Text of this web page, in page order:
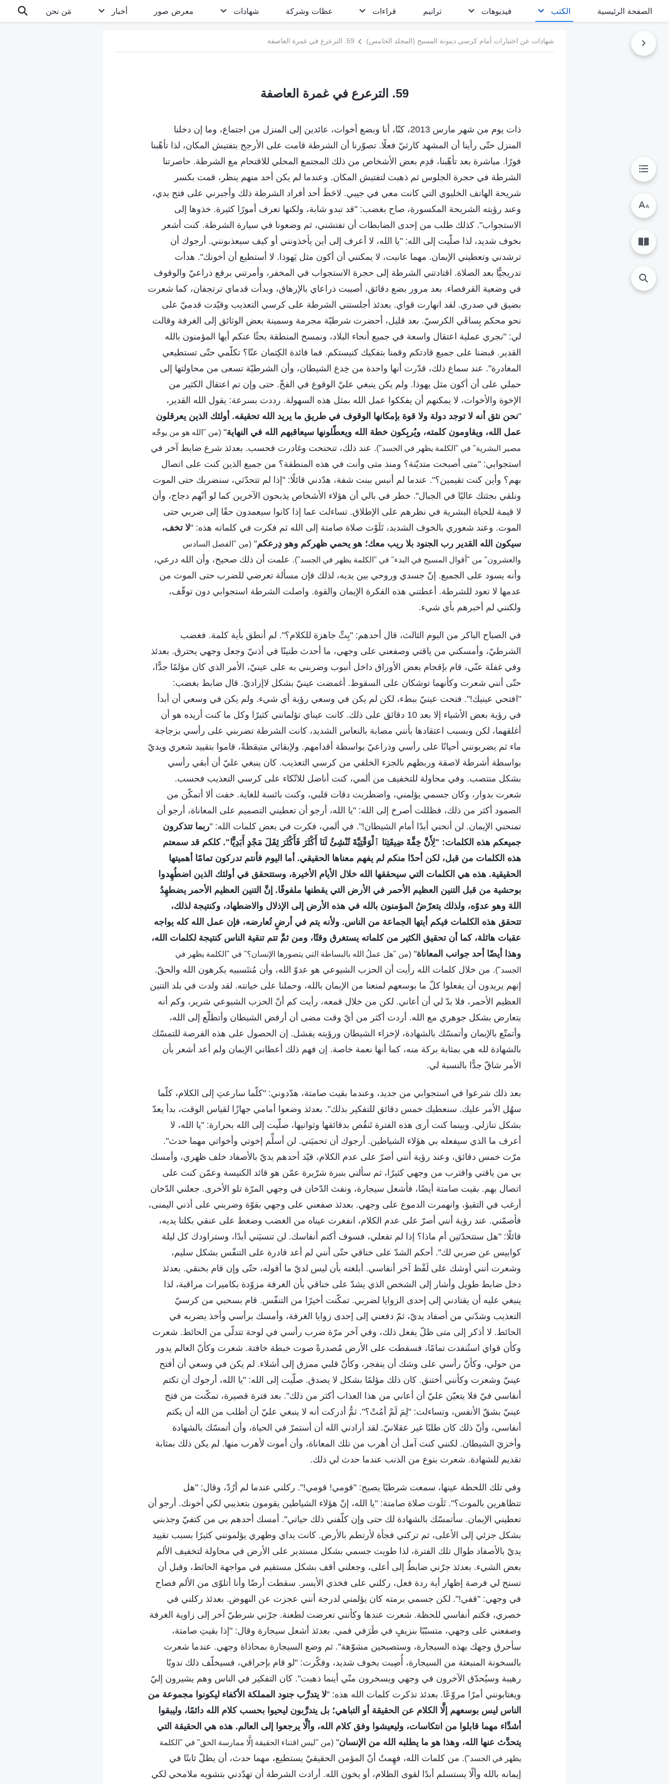
الصفحة الرئيسية الكتب فيديوهات ترانيم قراءات عظات وشركة شهادات معرض صور أخبار مَن نحن
شهادات عن اختبارات أمام كرسي دينونة المسيح (المجلد الخامس) 59. الترعرع في غمرة العاصفة
59. الترعرع في غمرة العاصفة
ذات يوم من شهر مارس 2013، كنّا، أنا وبضع أخوات، عائدين إلى المنزل من اجتماع، وما إن دخلنا
المنزل حتّى رأينا أن المشهد كارثيّ فعلًا. تصوّرنا أن الشرطة قامت على الأرجح بتفتيش المكان، لذا تأهّبنا
فورًا. مباشرة بعد تأهّبنا، قدِم بعض الأشخاص من ذلك المجتمع المحلي للاقتحام مع الشرطة. حاصرتنا
الشرطة في حجرة الجلوس ثم ذهبت لتفتيش المكان. وعندما لم يكن أحد منهم ينظر، قمت بكسر
شريحة الهاتف الخليوي التي كانت معي في جيبي. لاحَظَ أحد أفراد الشرطة ذلك وأجبرني على فتح يدي،
وعند رؤيته الشريحة المكسورة، صاح بغضب: "قد تبدو شابة، ولكنها تعرف أمورًا كثيرة. خذوها إلى
الاستجواب". كذلك طلب من إحدى الضابطات أن تفتشني، ثم وضعونا في سيارة الشرطة. كنت أشعر
بخوف شديد، لذا صلّيت إلى الله: "يا الله، لا أعرف إلى أين يأخذونني أو كيف سيعذبونني. أرجوك أن
ترشدني وتعطيني الإيمان. مهما عانيت، لا يمكنني أن أكون مثل يَهوذا. لا أستطيع أن أخونك". هدأت
تدريجيًّا بعد الصلاة. اقتادتني الشرطة إلى حجرة الاستجواب في المخفر، وأمرتني برفع ذراعيّ والوقوف
في وضعية القرفصاء. بعد مرور بضع دقائق، أصيبت ذراعاي بالإرهاق، وبدأت قدماي ترتجفان، كما شعرت
بضيق في صدري. لقد انهارت قواي. بعدئذ أجلستني الشرطة على كرسي التعذيب وقيّدت قدميّ على
نحو محكم بِساقَي الكرسيّ. بعد قليل، أحضرت شرطيّة مجرمة وسمينة بعض الوثائق إلى الغرفة وقالت
لي: "نجري عملية اعتقال واسعة في جميع أنحاء البلاد، ونمسح المنطقة بحثًا عنكم أيها المؤمنون بالله
القدير. قبضنا على جميع قادتكم وقمنا بتفكيك كنيستكم. فما فائدة الكِتمان عنّا؟ تكلّمي حتّى تستطيعي
المغادرة". عند سماع ذلك، قدّرت أنها واحدة من خِدع الشيطان، وأن الشرطيّة تسعى من محاولتها إلى
حملي على أن أكون مثل يهوذا. ولم يكن ينبغي عليّ الوقوع في الفخّ. حتى وإن تم اعتقال الكثير من
الإخوة والأخوات، لا يمكنهم أن يفككوا عمل الله بمثل هذه السهولة. رددت بسرعة: يقول الله القدير،
"نحن نثق أنه لا توجد دولة ولا قوة بإمكانها الوقوف في طريق ما يريد الله تحقيقه. أولئك الذين يعرقلون
عمل الله، ويقاومون كلمته، ويُربِكون خطة الله ويعطّلونها سيعاقبهم الله في النهاية" (من "الله هو من يوجِّه
مصير البشرية" في "الكلمة يظهر في الجسد"). عند ذلك، تنحنحت وغادرت فحسب. بعدئذ شرع ضابط آخر في
استجوابي: "متى أصبحت متديّنة؟ ومنذ متى وأنت في هذه المنطقة؟ من جميع الذين كنت على اتصال
بهم؟ وأين كنت تقيمين؟". عندما لم أنبس ببنت شفة، هدّدني قائلًا: "إذا لم تتحدّثي، سنضربك حتى الموت
ونلقي بجثتك عاليًا في الجبال". خطر في بالي أن هؤلاء الأشخاص يذبحون الآخرين كما لو أنّهم دجاج، وأن
لا قيمة للحياة البشرية في نظرهم على الإطلاق. تساءلت عما إذا كانوا سيعمدون حقًا إلى ضربي حتى
الموت. وعند شعوري بالخوف الشديد، تَلَوْت صلاة صامتة إلى الله ثم فكرت في كلماته هذه: "لا تخف،
سيكون الله القدير رب الجنود بلا ريب معك؛ هو يحمي ظهركم وهو دِرعكم" (من "الفصل السادس
والعشرون" من "أقوال المسيح في البدء" في "الكلمة يظهر في الجسد"). علمت أن ذلك صحيح، وأن الله درعي،
وأنه يسود على الجميع. إنّ جسدي وروحي بين يديه، لذلك فإن مسألة تعرضي للضرب حتى الموت من
عدمها لا تعود للشرطة. أعطتني هذه الفكرة الإيمان والقوة. واصلت الشرطة استجوابي دون توقّف،
ولكنني لم أخبرهم بأي شيء.
في الصباح الباكر من اليوم الثالث، قال أحدهم: "بِتِّ جاهزة للكلام؟". لم أنطق بأية كلمة. فغضب
الشرطيّ، وأمسكني من ياقتي وصفعني على وجهي، ما أحدث طنينًا في أذنيّ وجعل وجهي يحترق. بعدئذ
وفي غفلة عنّي، قام بإقحام بعض الأوراق داخل أنبوب وضربني به على عينيّ، الأمر الذي كان مؤلمًا جدًّا،
حتّى أنني شعرت وكأنهما توشكان على السقوط. أغمضت عينيّ بشكل لاإراديّ. قال ضابط بغضب:
"افتحي عينيك!". فتحت عينيّ ببطء، لكن لم يكن في وسعي رؤية أي شيء. ولم يكن في وسعي أن أبدأ
في رؤية بعض الأشياء إلا بعد 10 دقائق على ذلك. كانت عيناي تؤلمانني كثيرًا وكل ما كنت أريده هو أن
أغلقهما، لكن وبسبب اعتقادها بأنني مصابة بالنعاس الشديد، كانت الشرطة تضربني على رأسي بزجاجة
ماء ثم يضربونني أحيانًا على رأسي وذراعيّ بواسطة أقدامهم. ولإبقائي متيقظةً، قاموا بتقييد شعري ويديّ
بواسطة أشرطة لاصقة وربطهم بالجزء الخلفي من كرسي التعذيب. كان ينبغي عليّ أن أبقي رأسي
بشكل منتصب. وفي محاولة للتخفيف من ألمي، كنت أناضل للاتّكاء على كرسي التعذيب فحسب.
شعرت بدوار، وكان جسمي يؤلمني، واضطربت دقات قلبي، وكنت بائسة للغاية. خفت ألا أتمكّن من
الصمود أكثر من ذلك، فظللت أصرخ إلى الله: "يا الله، أرجو أن تعطيني التصميم على المعاناة، أرجو أن
تمنحني الإيمان. لن أنحني أبدًا أمام الشيطان!". في ألمي، فكرت في بعض كلمات الله: "ربما تتذكرون
جميعكم هذه الكلمات: "لِأَنَّ خِفَّةَ ضِيقَتِنَا ٱلْوَقْتِيَّةَ تُنْشِئُ لَنَا أَكْثَرَ فَأَكْثَرَ ثِقَلَ مَجْدٍ أَبَدِيًّا". كلكم قد سمعتم
هذه الكلمات من قبل، لكن أحدًا منكم لم يفهم معناها الحقيقي. أما اليوم فأنتم تدركون تمامًا أهميتها
الحقيقية. هذه هي الكلمات التي سيحققها الله خلال الأيام الأخيرة، وستتحقق في أولئك الذين اضطُهِدوا
بوحشية من قبل التنين العظيم الأحمر في الأرض التي يقطنها ملفوفًا. إنَّ التنين العظيم الأحمر يضطهِدُ
اللهَ وهو عدوّه، ولذلك يتعرّضُ المؤمنون بالله في هذه الأرض إلى الإذلال والاضطهاد، وكنتيجة لذلك،
تتحقق هذه الكلمات فيكم أيتها الجماعة من الناس. ولأنه يتم في أرضٍ تُعارضه، فإن عمل الله كله يواجه
عقبات هائلة، كما أن تحقيق الكثير من كلماته يستغرق وقتًا، ومن ثمَّ تتم تنقية الناس كنتيجة لكلمات الله،
وهذا أيضًا أحد جوانب المعاناة" (من "هل عملُ الله بالبساطة التي يتصورها الإنسان؟" في "الكلمة يظهر في
الجسد"). من خلال كلمات الله رأيت أن الحزب الشيوعي هو عدوّ الله، وأن مُنتَسبيه يكرهون الله والحقّ.
إنهم يريدون أن يفعلوا كلّ ما بوسعهم لمنعنا من الإيمان بالله، وحملنا على خيانته. لقد ولدت في بلد التنين
العظيم الأحمر، فلا بدّ لي أن أعاني. لكن من خلال قمعه، رأيت كم أنّ الحزب الشيوعي شرير، وكم أنه
يتعارض بشكل جوهري مع الله. أردت أكثر من أيّ وقت مضى أن أرفض الشيطان وأتطلّع إلى الله،
وأتمتّع بالإيمان وأتمسّك بالشهادة، لإخزاء الشيطان ورؤيته يفشل. إن الحصول على هذه الفرصة للتمسّك
بالشهادة لله هي بمثابة بركة منه، كما أنها نعمة خاصة. إن فهم ذلك أعطاني الإيمان ولم أعد أشعر بأن
الأمر شاقّ جدًّا بالنسبة لي.
بعد ذلك شرعوا في استجوابي من جديد، وعندما بقيت صامتة، هدّدوني: "كلّما سارعتِ إلى الكلام، كلّما
سهُل الأمر عليك. سنعطيك خمس دقائق للتفكير بذلك". بعدئذ وضعوا أمامي جهازًا لقياس الوقت، بدأ يعدّ
بشكل تنازلي. وبينما كنت أرى هذه الفترة تَنقُص بدقائقها وثوانيها، صلّيت إلى الله بحرارة: "يا الله، لا
أعرف ما الذي سيفعله بي هؤلاء الشياطين. أرجوك أن تحميَني. لن أسلِّم إخوتي وأخواتي مهما حدث".
مرّت خمس دقائق، وعند رؤية أنني أصرّ على عدم الكلام، قيّد أحدهم يديّ بالأصفاد خلف ظهري، وأمسك
بي من ياقتي واقترب من وجهي كثيرًا، ثم سألني بنبرة شرّيرة عمّن هو قائد الكنيسة وعمّن كنت على
اتصال بهم. بقيت صامتة أيضًا، فأشعل سيجارة، ونفث الدّخان في وجهي المرّة تلو الأخرى. جعلني الدّخان
أرغب في التقيؤ، وانهمرت الدموع على وجهي. بعدئذ صفعني على وجهي بقوّة وضربني على أذني اليمنى،
فأصمّني. عند رؤية أنني أصرّ على عدم الكلام، انفغرت عيناه من الغضب وضغط على عنقي بكلتا يديه،
قائلًا: "هل ستتحدّثين أم ماذا؟ إذا لم تفعلي، فسوف أكتم أنفاسك. لن تنسيَني أبدًا، وستراودك كل ليلة
كوابيس عن ضربي لك". أحكم الشدّ على خناقي حتّى أنني لم أعد قادرة على التنفّس بشكل سليم،
وشعرت أنني أوشك على لَفْظ آخر أنفاسي. أبلغته بأن ليس لديّ ما أقوله، حتّى وإن قام بخنقي. بعدئذ
دخل ضابط طويل وأشار إلى الشخص الذي يشدّ على خناقي بأن الغرفة مزوّدة بكاميرات مراقبة، لذا
ينبغي عليه أن يقتادني إلى إحدى الزوايا لضربي. تمكّنت أخيرًا من التنفّس. قام بسحبي من كرسيّ
التعذيب وشدّني من أصفاد يديّ، ثمّ دفعني إلى إحدى زوايا الغرفة، وأمسك برأسي وأخذ يضربه في
الحائط. لا أذكر إلى متى ظلّ يفعل ذلك، وفي آخر مرّة ضرب رأسي في لوحة تتدلّى من الحائط. شعرت
وكأن قواي استُنفدت تمامًا، فسقطت على الأرض مُصدرةً صوت خبطة خافتة. شعرت وكأنّ العالم يدور
من حولي، وكأنّ رأسي على وشك أن ينفجر، وكأنّ قلبي ممزق إلى أشلاء. لم يكن في وسعي أن أفتح
عينيّ وشعرت وكأنني أختنق. كان ذلك مؤلمًا بشكل لا يصدق. صلّيت إلى الله: "يا الله، أرجوك أن تكتم
أنفاسي فيّ فلا يتعيّن عليّ أن أعاني من هذا العذاب أكثر من ذلك". بعد فترة قصيرة، تمكّنت من فتح
عينيّ بشقّ الأنفس، وتساءلت: "لِمَ لَمْ أمُتْ؟". ثمُّ أدركت أنه لا ينبغي عليّ أن أطلب من الله أن يكتم
أنفاسي، وأنّ ذلك كان طلبًا غير عقلانيّ. لقد أرادني الله أن أستمرّ في الحياة، وأن أتمسّك بالشهادة
وأخزيَ الشيطان. لكنني كنت آمل أن أهرب من تلك المعاناة، وأن أموت لأهرب منها. لم يكن ذلك بمثابة
تقديم للشهادة. شعرت بنوع من الذنب عندما حدث لي ذلك.
وفي تلك اللحظة عينها، سمعت شرطيًا يصيح: "قومي! قومي!". ركلني عندما لم أرُدّ، وقال: "هل
تتظاهرين بالموت؟". تَلَوت صلاة صامتة: "يا الله، إنّ هؤلاء الشياطين يقومون بتعذيبي لكي أخونك. أرجو أن
تعطيني الإيمان. سأتمسّك بالشهادة لك حتى وإن كلّفني ذلك حياتي". أمسك أحدهم بي من كتفيّ وجذبني
بشكل جزئي إلى الأعلى، ثم تركني فجأة لأرتطم بالأرض. كانت يداي وظهري يؤلمونني كثيرًا بسبب تقييد
يديّ بالأصفاد طوال تلك الفترة، لذا طويت جسمي بشكل مستدير على الأرض في محاولة لتخفيف الألم
بعض الشيء. بعدئذ جرّني ضابطٌ إلى أعلى، وجعلني أقف بشكل مستقيم في مواجهة الحائط، وقبل أن
تسنح لي فرصة إظهار أية ردة فعل، ركلني على فخذي الأيسر. سقطت أرضًا وأنا أتلوّى من الألم فصاح
في وجهي: "قفي!". لكن جسمي برمته كان يؤلمني لدرجة أنني عجزت عن النهوض. بعدئذ ركلني في
خصري، فكتم أنفاسي للحظة. شعرت عندها وكأنني تعرضت لطعنة. جرّني شرطيّ آخر إلى زاوية الغرفة
وصفعني على وجهي، متسبّبًا بنزيفٍ في طَرَفي فمي. بعدئذ أشعل سيجارة وقال: "إذا بقيتِ صامتة،
سأحرق وجهك بهذه السيجارة، وستصبحين مشوّهة". ثم وضع السيجارة بمحاذاة وجهي. عندما شعرت
بالسخونة المنبعثة من السيجارة، أُصِبت بخوف شديد، وفكّرت: "لو قام بإحراقي، فسيخلّف ذلك ندوبًا
رهيبة وسيُحدّق الآخرون في وجهي ويسخرون منّي أينما ذهبت". كان التفكير في الناس وهم يشيرون إليّ
ويغتابونني أمرًا مروّعًا. بعدئذ تذكرت كلمات الله هذه: "لا يتدرَّب جنود المملكة الأكفاء ليكونوا مجموعة من
الناس ليس بوسعهم إلَّا الكلام عن الحقيقة أو التباهي؛ بل يتدرَّبون ليحيوا بحسب كلام الله دائمًا، وليبقوا
أشدَّاء مهما قابلوا من انتكاسات، وليعيشوا وفق كلام الله، وألَّا يرجعوا إلى العالم. هذه هي الحقيقة التي
يتحدَّث عنها الله، وهذا هو ما يطلبه الله من الإنسان" (من "ليس اقتناء الحقيقة إلَّا ممارسة الحق" في "الكلمة
يظهر في الجسد"). من كلمات الله، فهِمتُ أنّ المؤمن الحقيقيّ يستطيع، مهما حدث، أن يظلّ ثابتًا في
إيمانه بالله وألّا يستسلم أبدًا لقوى الظلام، أو يخون الله. أرادت الشرطة أن تهدّدني بتشويه ملامحي لكي